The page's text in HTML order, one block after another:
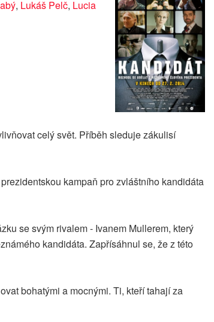
, Lukáš Pelč, Lucia
celý svět. Příběh sleduje zákulisí
kampaň pro zvláštního kandidáta
se svým rivalem - Ivanem Mullerem, který
kandidáta. Zapřísáhnul se, že z této
bohatými a mocnými. Ti, kteří tahají za